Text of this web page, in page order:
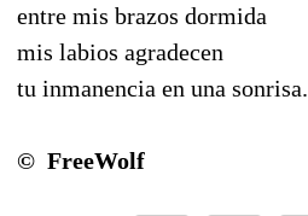
entre mis brazos dormida
mis labios agradecen
tu inmanencia en una sonrisa.
© FreeWolf